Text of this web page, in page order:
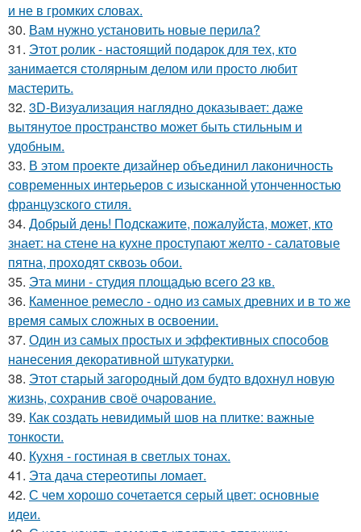
и не в громких словах.
30. Вам нужно установить новые перила?
31. Этот ролик - настоящий подарок для тех, кто
занимается столярным делом или просто любит
мастерить.
32. 3D-Визуализация наглядно доказывает: даже
вытянутое пространство может быть стильным и
удобным.
33. В этом проекте дизайнер объединил лаконичность
современных интерьеров с изысканной утонченностью
французского стиля.
34. Добрый день! Подскажите, пожалуйста, может, кто
знает: на стене на кухне проступают желто - салатовые
пятна, проходят сквозь обои.
35. Эта мини - студия площадью всего 23 кв.
36. Каменное ремесло - одно из самых древних и в то же
время самых сложных в освоении.
37. Один из самых простых и эффективных способов
нанесения декоративной штукатурки.
38. Этот старый загородный дом будто вдохнул новую
жизнь, сохранив своё очарование.
39. Как создать невидимый шов на плитке: важные
тонкости.
40. Кухня - гостиная в светлых тонах.
41. Эта дача стереотипы ломает.
42. С чем хорошо сочетается серый цвет: основные
идеи.